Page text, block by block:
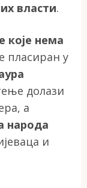
власти.
које нема
пласиран у
долази
а
народа
и